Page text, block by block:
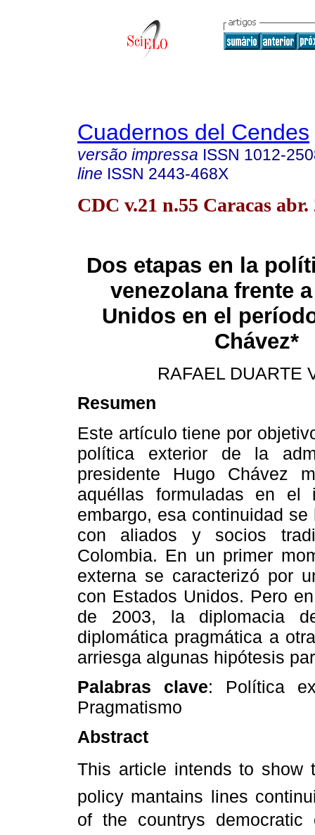
Cuadernos del Cendes
versão impressa ISSN 1012-
line ISSN 2443-468X
CDC v.21 n.55 Caracas abr.
Dos etapas en la
venezolana frente
Unidos en el
Chávez*
RAFAEL DUARTE
Resumen
Este artículo tiene por
política exterior de la
presidente Hugo Chávez
aquéllas formuladas en el
embargo, esa continuidad
con aliados y socios
Colombia. En un primer
externa se caracterizó por
con Estados Unidos. Pero
de 2003, la diplomacia
diplomática pragmática a
arriesga algunas hipótesis
Palabras clave: Política
Pragmatismo
Abstract
This article intends to show
policy mantains lines
of the countrys